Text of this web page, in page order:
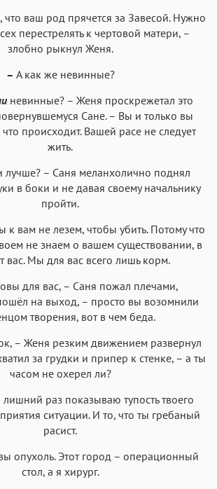
что ваш род прячется за Завесой. Нужно
перестрелять к чертовой матери, –
злобно рыкнул Женя.
– А как же невинные?
невинные? – Женя проскрежетал это
Сане. – Вы и только вы
происходит. Вашей расе не следует
жить.
лучше? – Саня меланхолично поднял
в боки и не давая своему начальнику
пройти.
к вам не лезем, чтобы убить. Потому что
не знаем о вашем существовании, в
вас. Мы для вас всего лишь корм.
для вас, – Саня пожал плечами,
на выход, – просто вы возомнили
творения, вот в чем беда.
– Женя резким движением развернул
за грудки и припер к стенке, – а ты
часом не охерел ли?
лишний раз показываю тупость твоего
ситуации. И то, что ты гребаный
расист.
опухоль. Этот город – операционный
стол, а я хирург.